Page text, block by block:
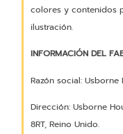
colores y contenidos
ilustración.
INFORMACIÓN DEL
Razón social:
Dirección: Usborne
8RT, Reino Unido.